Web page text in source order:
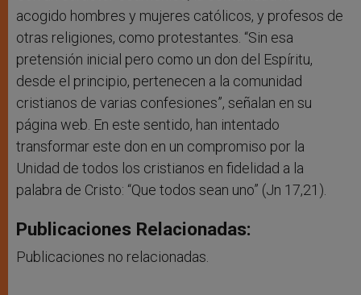
acogido hombres y mujeres católicos, y profesos de
otras religiones, como protestantes. “Sin esa
pretensión inicial pero como un don del Espíritu,
desde el principio, pertenecen a la comunidad
cristianos de varias confesiones”, señalan en su
página web. En este sentido, han intentado
transformar este don en un compromiso por la
Unidad de todos los cristianos en fidelidad a la
palabra de Cristo: “Que todos sean uno” (Jn 17,21).
Publicaciones Relacionadas:
Publicaciones no relacionadas.